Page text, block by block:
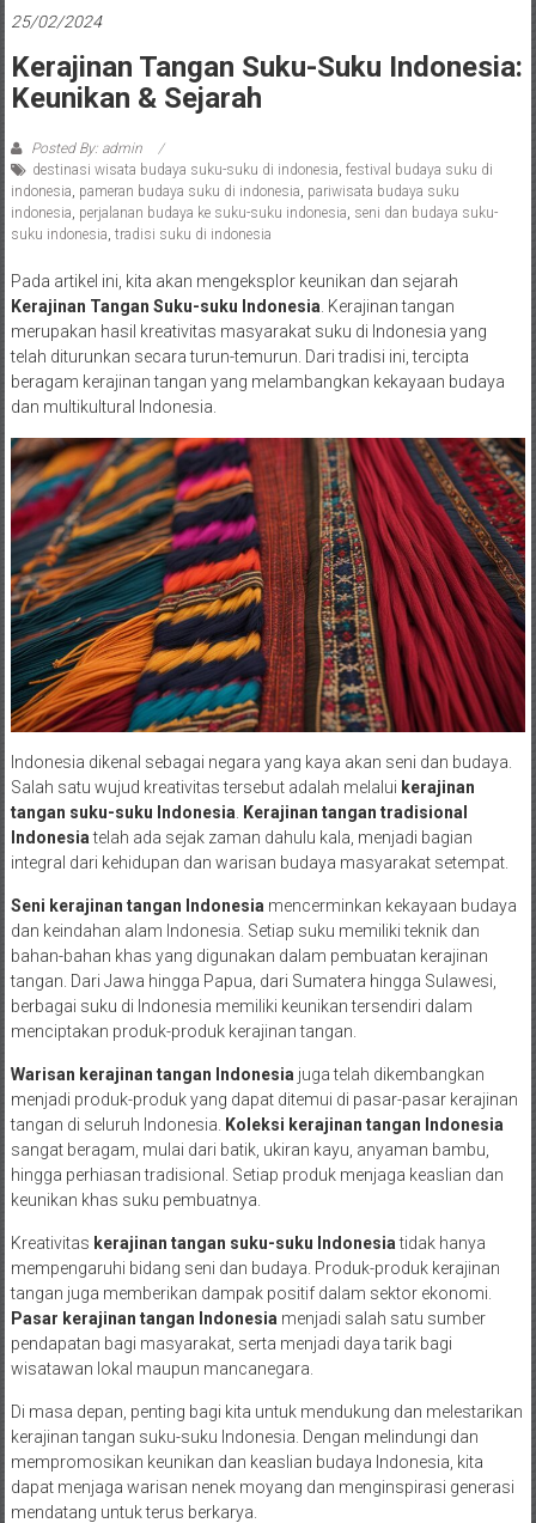
25/02/2024
Kerajinan Tangan Suku-Suku Indonesia:
Keunikan & Sejarah
Posted By: admin
destinasi wisata budaya suku-suku di indonesia festival budaya suku di
indonesia pameran budaya suku di indonesia pariwisata budaya suku
indonesia perjalanan budaya ke suku-suku indonesia seni dan budaya suku-
suku indonesia tradisi suku di indonesia
Pada artikel ini, kita akan mengeksplor keunikan dan sejarah
Kerajinan Tangan Suku-suku Indonesia . Kerajinan tangan
merupakan hasil kreativitas masyarakat suku di Indonesia yang
telah diturunkan secara turun-temurun. Dari tradisi ini, tercipta
beragam kerajinan tangan yang melambangkan kekayaan budaya
dan multikultural Indonesia.
Indonesia dikenal sebagai negara yang kaya akan seni dan budaya.
Salah satu wujud kreativitas tersebut adalah melalui kerajinan
tangan suku-suku Indonesia
Kerajinan tangan tradisional
Indonesiatelah ada sejak zaman dahulu kala, menjadi bagian
integral dari kehidupan dan warisan budaya masyarakat setempat.
Seni kerajinan tangan Indonesia mencerminkan kekayaan budaya
dan keindahan alam Indonesia. Setiap suku memiliki teknik dan
bahan-bahan khas yang digunakan dalam pembuatan kerajinan
tangan. Dari Jawa hingga Papua, dari Sumatera hingga Sulawesi,
berbagai suku di Indonesia memiliki keunikan tersendiri dalam
menciptakan produk-produk kerajinan tangan.
Warisan kerajinan tangan Indonesia juga telah dikembangkan
menjadi produk-produk yang dapat ditemui di pasar-pasar kerajinan
tangan di seluruh Indonesia.
Koleksi kerajinan tangan Indonesia
sangat beragam, mulai dari batik, ukiran kayu, anyaman bambu,
hingga perhiasan tradisional. Setiap produk menjaga keaslian dan
keunikan khas suku pembuatnya.
Kreativitas kerajinan tangan suku-suku Indonesiatidak hanya
mempengaruhi bidang seni dan budaya. Produk-produk kerajinan
tangan juga memberikan dampak positif dalam sektor ekonomi.
Pasar kerajinan tangan Indonesia menjadi salah satu sumber
pendapatan bagi masyarakat, serta menjadi daya tarik bagi
wisatawan lokal maupun mancanegara.
Di masa depan, penting bagi kita untuk mendukung dan melestarikan
kerajinan tangan suku-suku Indonesia. Dengan melindungi dan
mempromosikan keunikan dan keaslian budaya Indonesia, kita
dapat menjaga warisan nenek moyang dan menginspirasi generasi
mendatang untuk terus berkarya.